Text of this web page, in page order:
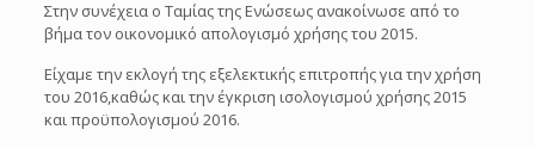
Στην συνέχεια ο Ταμίας της Ενώσεως ανακοίνωσε από το
βήμα τον οικονομικό απολογισμό χρήσης του 2015.
Είχαμε την εκλογή της εξελεκτικής επιτροπής για την χρήση
του 2016,καθώς και την έγκριση ισολογισμού χρήσης 2015
και προϋπολογισμού 2016.